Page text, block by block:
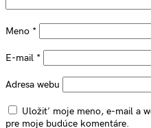
Meno *
E-mail *
Adresa webu
Uložiť moje meno, e-mail a
pre moje budúce komentáre.